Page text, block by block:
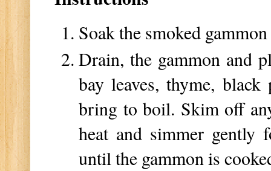
Soak the smoked
Drain, the gammon and
bay leaves, thyme,
bring to boil. Skim off
heat and simmer gently
until the gammon is